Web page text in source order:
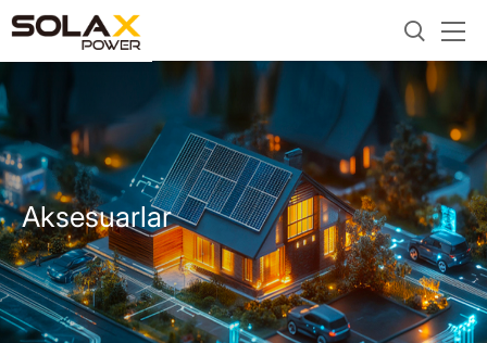
Aksesuarlar